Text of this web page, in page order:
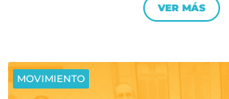
VER MÁS
MOVIMIENTO